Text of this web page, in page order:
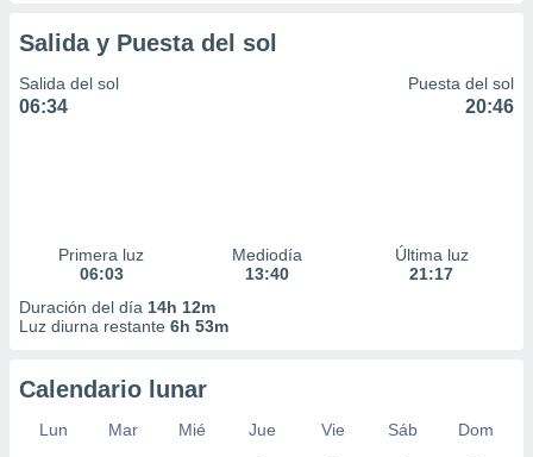
Salida y Puesta del sol
Salida del sol
06:34
Puesta del sol
20:46
Primera luz
06:03
Mediodía
13:40
Última luz
21:17
Duración del día 14h 12m
Luz diurna restante 6h 53m
Calendario lunar
Lun Mar Mié Jue Vie Sáb
Dom